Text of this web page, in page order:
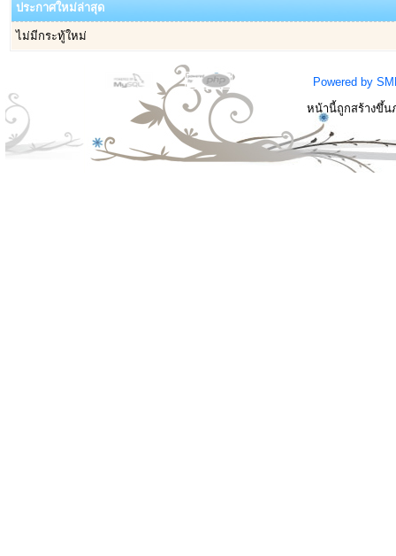
ประกาศใหม่ล่าสุด
ไม่มีกระทู้ใหม่
Powered by
หน้านี้ถูกสร้างขึ้น